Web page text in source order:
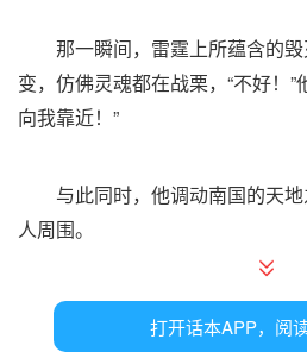
那一瞬间，雷霆上所蕴含的毁
变，仿佛灵魂都在战栗，“不好！
向我靠近！”
与此同时，他调动南国的天地
人周围。
两股力量碰撞，天地为之震动
打开话本APP，阅